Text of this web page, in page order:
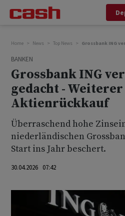
Home News Top News Grossbank ING
BANKEN
Grossbank ING
gedacht - Weiterer
Aktienrückkauf
Überraschend hohe
niederländischen
Start ins Jahr beschert.
30.04.2026 07:42